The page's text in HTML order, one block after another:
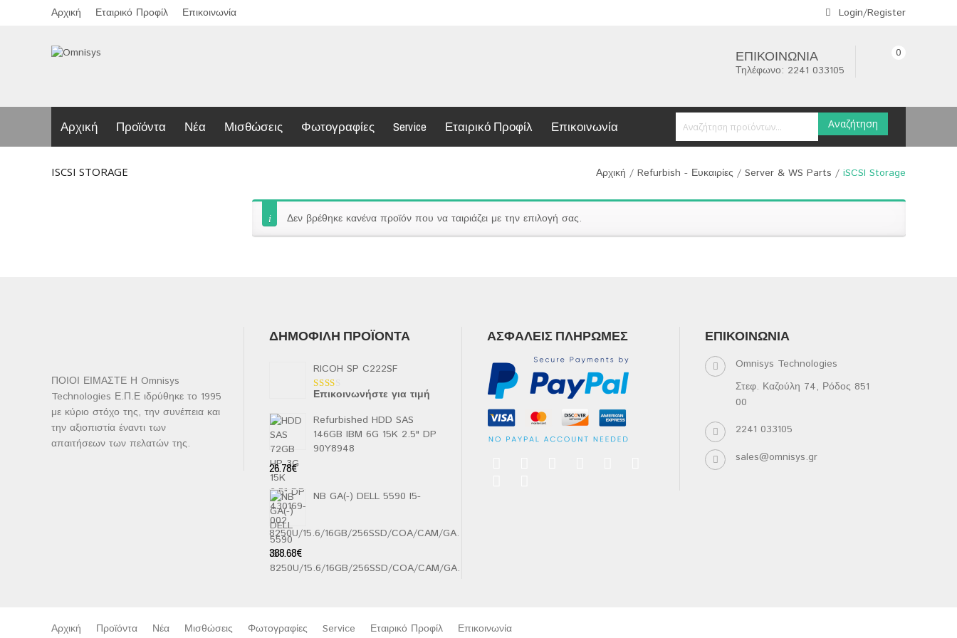
Αρχική Εταιρικό Προφίλ Επικοινωνία Login/Register
ΕΠΙΚΟΙΝΩΝΊΑ
Τηλέφωνο: 2241 033105
0
Αρχική Προϊόντα Νέα Μισθώσεις Φωτογραφίες Service Εταιρικό Προφίλ Επικοινωνία Αναζήτηση
ISCSI STORAGE Αρχική / Refurbish - Ευκαιρίες / Server & WS Parts / iSCSI Storage
Δεν βρέθηκε κανένα προϊόν που να ταιριάζει με την επιλογή σας.
ΠΟΙΟΙ ΕΙΜΑΣΤΕ Η Omnisys
Technologies Ε.Π.Ε ιδρύθηκε το 1995
με κύριο στόχο της, την συνέπεια και
την αξιοπιστία έναντι των
απαιτήσεων των πελατών της.
ΔΗΜΟΦΙΛΉ ΠΡΟΪΌΝΤΑ
RICOH SP C222SF
Βαθμολογήθηκε
2.00
από
5
Επικοινωνήστε για τιμή
Refurbished HDD SAS
146GB IBM 6G 15K 2.5" DP
90Y8948
26.78€
NB GA(-) DELL 5590 I5-
8250U/15.6/16GB/256SSD/COA/CAM/GA.
388.68€
ΑΣΦΑΛΕΊΣ ΠΛΗΡΩΜΈΣ ΕΠΙΚΟΙΝΩΝΊΑ
Omnisys Technologies
Στεφ. Καζούλη 74, Ρόδος 851
00
2241 033105
sales@omnisys.gr
Αρχική Προϊόντα Νέα Μισθώσεις Φωτογραφίες Service Εταιρικό Προφίλ
Επικοινωνία